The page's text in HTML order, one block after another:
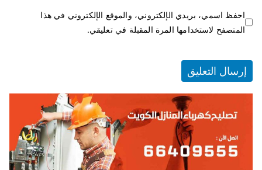
احفظ اسمي، بريدي الإلكتروني، والموقع الإلكتروني في هذا
المتصفح لاستخدامها المرة المقبلة في تعليقي.